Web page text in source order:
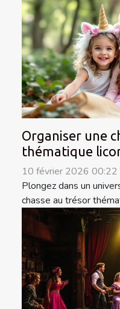
Organiser une
thématique
10 février 2026 00:22
Plongez dans un
chasse au trésor